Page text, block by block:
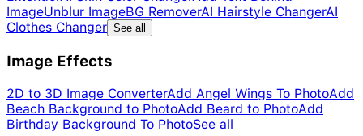
ImageUnblur ImageBG RemoverAI Hairstyle ChangerAI
Clothes Changer See all
Image Effects
2D to 3D Image ConverterAdd Angel Wings To PhotoAdd
Beach Background to PhotoAdd Beard to PhotoAdd
Birthday Background To PhotoSee all